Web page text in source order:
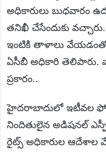
అధికారులు బుధవారం
తనిఖీ చేసేందుకు
ఇంటికి తాళాలు వేయడంతో
ఏసీబీ అధికారి తెలిపారు.
ప్రకారం..
హైదరాబాదులో ఇటీవల
నిందితులైన అడిషనల్
రైట్స్ అధికారుల ఆదేశాల